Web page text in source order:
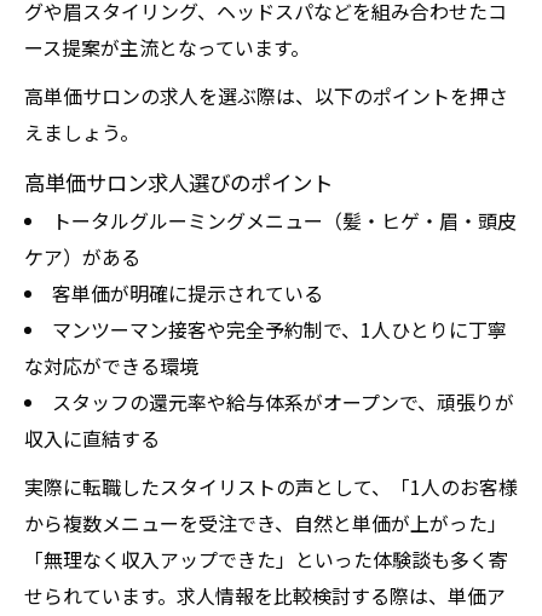
グや眉スタイリング、ヘッドスパなどを組み合わせたコ
ース提案が主流となっています。
高単価サロンの求人を選ぶ際は、以下のポイントを押さ
えましょう。
高単価サロン求人選びのポイント
トータルグルーミングメニュー（髪・ヒゲ・眉・頭皮
ケア）がある
客単価が明確に提示されている
マンツーマン接客や完全予約制で、1人ひとりに丁寧
な対応ができる環境
スタッフの還元率や給与体系がオープンで、頑張りが
収入に直結する
実際に転職したスタイリストの声として、「1人のお客様
から複数メニューを受注でき、自然と単価が上がった」
「無理なく収入アップできた」といった体験談も多く寄
せられています。求人情報を比較検討する際は、単価ア